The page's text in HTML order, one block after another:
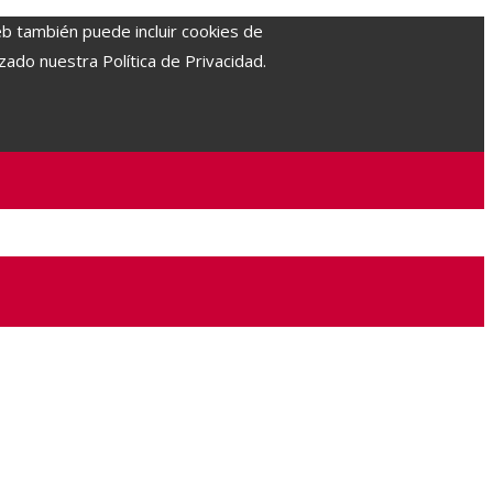
también puede incluir cookies de
nuestra Política de Privacidad.